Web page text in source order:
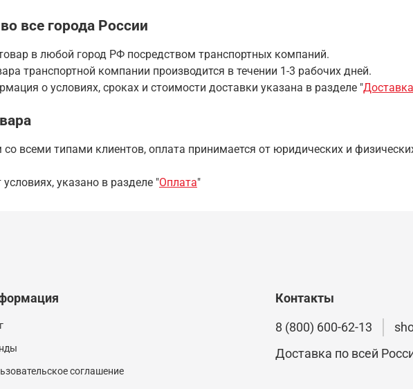
все города России
в любой город РФ посредством транспортных компаний.
транспортной компании производится в течении 1-3 рабочих дней.
о условиях, сроках и стоимости доставки указана в разделе "Доставка
всеми типами клиентов, оплата принимается от юридических и
указано в разделе "Оплата"
соглашение
Контакты
8 (800) 600-62-13
Доставка по всей